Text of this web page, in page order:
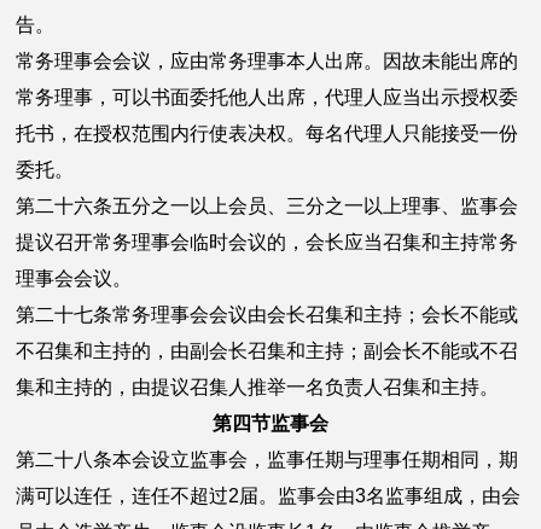
告。
常务理事会会议，应由常务理事本人出席。因故未能出席的
常务理事，可以书面委托他人出席，代理人应当出示授权委
托书，在授权范围内行使表决权。每名代理人只能接受一份
委托。
第二十六条五分之一以上会员、三分之一以上理事、监事会
提议召开常务理事会临时会议的，会长应当召集和主持常务
理事会会议。
第二十七条常务理事会会议由会长召集和主持；会长不能或
不召集和主持的，由副会长召集和主持；副会长不能或不召
集和主持的，由提议召集人推举一名负责人召集和主持。
第四节监事会
第二十八条本会设立监事会，监事任期与理事任期相同，期
满可以连任，连任不超过2届。监事会由3名监事组成，由会